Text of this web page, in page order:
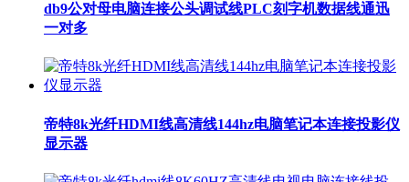
db9公对母电脑连接公头调试线PLC刻字机数据线通迅
一对多
帝特8k光纤HDMI线高清线144hz电脑笔记本连接投影仪
显示器